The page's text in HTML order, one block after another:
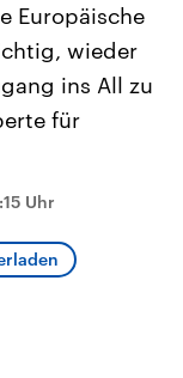
Beiträge,
und
die Vereinigten
Ländern
Europäische
wieder
ins All zu
für
Uhr